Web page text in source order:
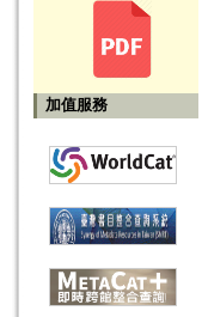
加值服務